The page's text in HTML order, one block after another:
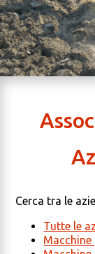
Cerca tra le
Tutte le